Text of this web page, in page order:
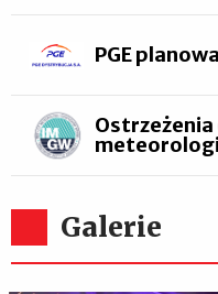
PGE
Galerie